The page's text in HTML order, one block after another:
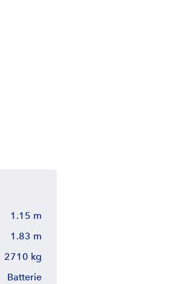
1.15 m
1.83 m
2710 kg
Batterie